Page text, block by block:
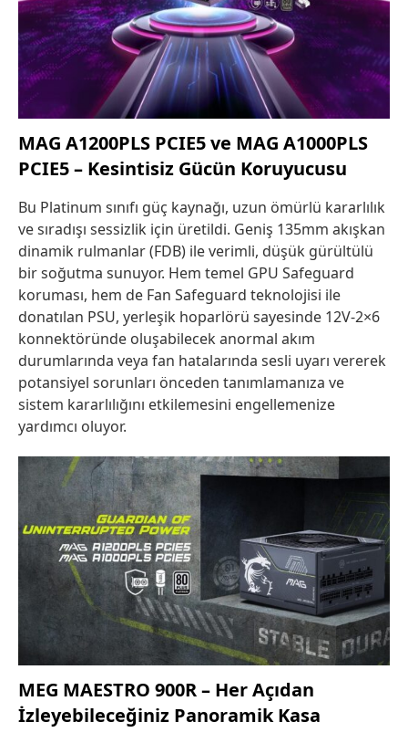
MAG A1200PLS PCIE5 ve MAG A1000PLS
PCIE5 – Kesintisiz Gücün Koruyucusu
Bu Platinum sınıfı güç kaynağı, uzun ömürlü kararlılık
ve sıradışı sessizlik için üretildi. Geniş 135mm akışkan
dinamik rulmanlar (FDB) ile verimli, düşük gürültülü
bir soğutma sunuyor. Hem temel GPU Safeguard
koruması, hem de Fan Safeguard teknolojisi ile
donatılan PSU, yerleşik hoparlörü sayesinde 12V-2×6
konnektöründe oluşabilecek anormal akım
durumlarında veya fan hatalarında sesli uyarı vererek
potansiyel sorunları önceden tanımlamanıza ve
sistem kararlılığını etkilemesini engellemenize
yardımcı oluyor.
MEG MAESTRO 900R – Her Açıdan
İzleyebileceğiniz Panoramik Kasa